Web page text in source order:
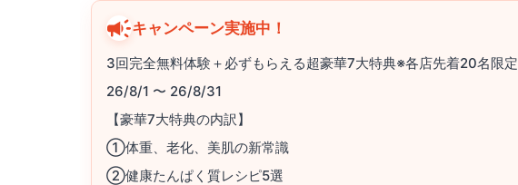
キャンペーン実施中！
3回完全無料体験＋必ずもらえる超豪華7大特典※各店先着20名限定
26/8/1 〜 26/8/31
【豪華7大特典の内訳】
①体重、老化、美肌の新常識
②健康たんぱく質レシピ5選